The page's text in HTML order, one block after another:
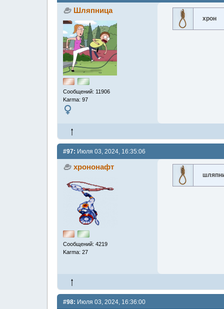
Шляпница
Сообщений: 11906
Karma: 97
хрон
#97: Июля 03, 2024, 16:35:06
хрононафт
Сообщений: 4219
Karma: 27
#98: Июля 03, 2024, 16:36:00